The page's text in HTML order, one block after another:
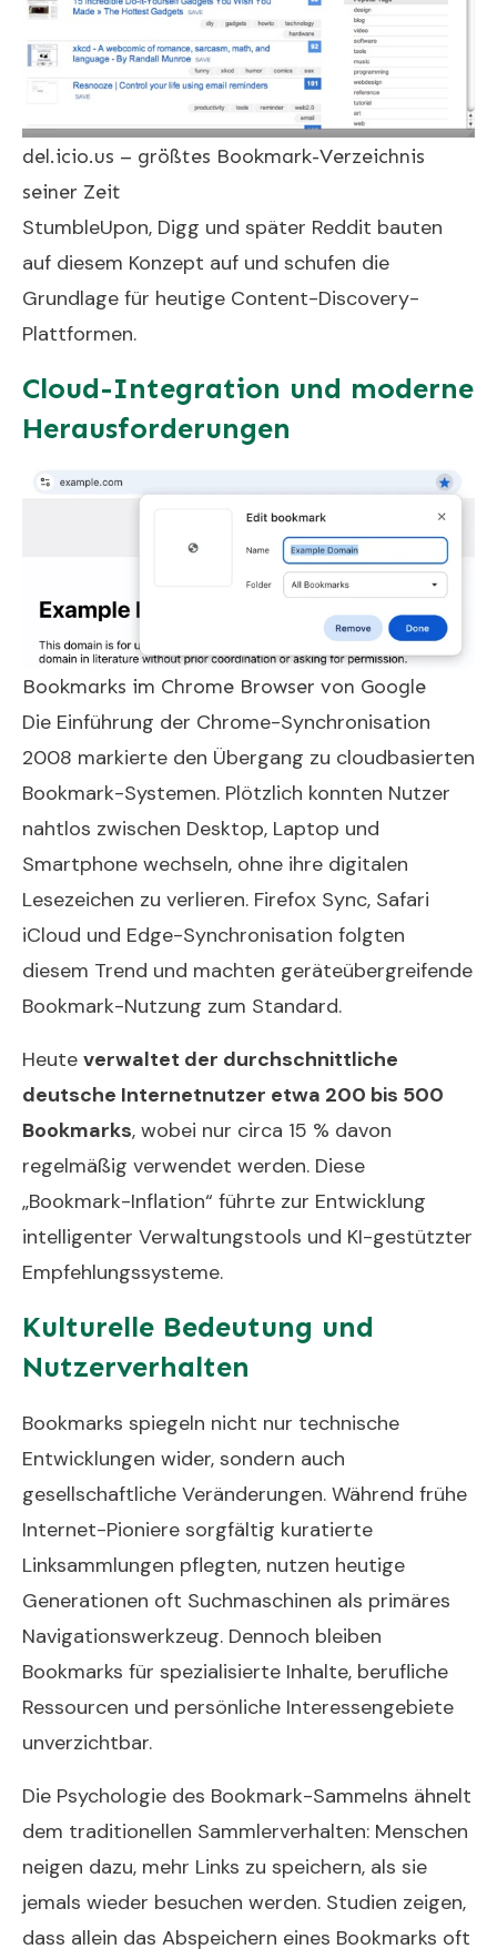
del.icio.us – größtes Bookmark-Verzeichnis
seiner Zeit
StumbleUpon, Digg und später Reddit bauten
auf diesem Konzept auf und schufen die
Grundlage für heutige Content-Discovery-
Plattformen.
Cloud-Integration und moderne
Herausforderungen
Bookmarks im Chrome Browser von Google
Die Einführung der Chrome-Synchronisation
2008 markierte den Übergang zu cloudbasierten
Bookmark-Systemen. Plötzlich konnten Nutzer
nahtlos zwischen Desktop, Laptop und
Smartphone wechseln, ohne ihre digitalen
Lesezeichen zu verlieren. Firefox Sync, Safari
iCloud und Edge-Synchronisation folgten
diesem Trend und machten geräteübergreifende
Bookmark-Nutzung zum Standard.
Heute verwaltet der durchschnittliche
deutsche Internetnutzer etwa 200 bis 500
Bookmarks, wobei nur circa 15 % davon
regelmäßig verwendet werden. Diese
„Bookmark-Inflation“ führte zur Entwicklung
intelligenter Verwaltungstools und KI-gestützter
Empfehlungssysteme.
Kulturelle Bedeutung und
Nutzerverhalten
Bookmarks spiegeln nicht nur technische
Entwicklungen wider, sondern auch
gesellschaftliche Veränderungen. Während frühe
Internet-Pioniere sorgfältig kuratierte
Linksammlungen pflegten, nutzen heutige
Generationen oft Suchmaschinen als primäres
Navigationswerkzeug. Dennoch bleiben
Bookmarks für spezialisierte Inhalte, berufliche
Ressourcen und persönliche Interessengebiete
unverzichtbar.
Die Psychologie des Bookmark-Sammelns ähnelt
dem traditionellen Sammlerverhalten: Menschen
neigen dazu, mehr Links zu speichern, als sie
jemals wieder besuchen werden. Studien zeigen,
dass allein das Abspeichern eines Bookmarks oft